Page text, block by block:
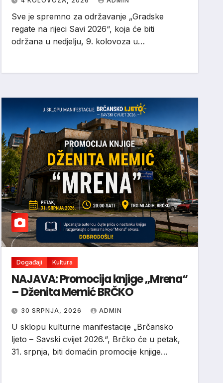
Sve je spremno za održavanje „Gradske
regate na rijeci Savi 2026“, koja će biti
održana u nedjelju, 9. kolovoza u…
Događaji Kultura
NAJAVA: Promocija knjige „Mrena“
– Dženita Memić BRČKO
30 SRPNJA, 2026 ADMIN
U sklopu kulturne manifestacije „Brčansko
ljeto – Savski cvijet 2026.“, Brčko će u petak,
31. srpnja, biti domaćin promocije knjige…